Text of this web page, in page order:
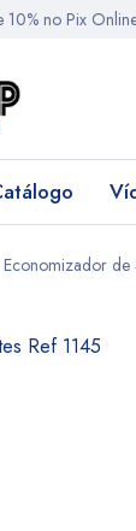
10% no Pix
Economizador de